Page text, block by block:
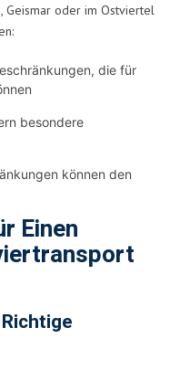
Geismar oder im Ostviertel
die für
besondere
können den
Einen